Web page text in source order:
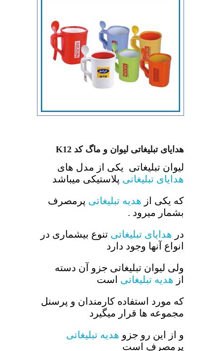
هدایای تبلیغاتی لیوان و ماگ کد K12
لیوان تبلیغاتی یکی از مدل های
هدایای تبلیغاتی پلاستیکی میباشد
که یکی از هدیه تبلیغاتی پرمصرف
بشمار میرود .
در هدایای تبلیغاتی تنوع بیشماری در
انواع آنها وجود دارد
ولی لیوان تبلیغاتی جزو آن دسته
از هدیه تبلیغاتی است
که مورد استفاده کارمندان و پرسنل
مجموعه ها قرار میگیرد
و از این رو جزو هدیه تبلیغاتی
پرمصرف است